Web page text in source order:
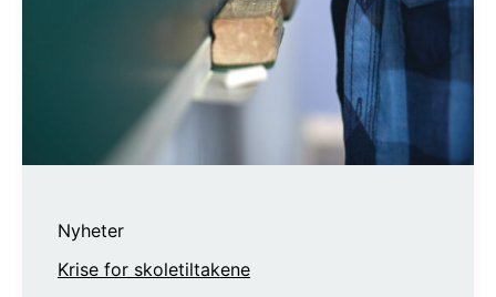
Nyheter
Krise for skoletiltakene